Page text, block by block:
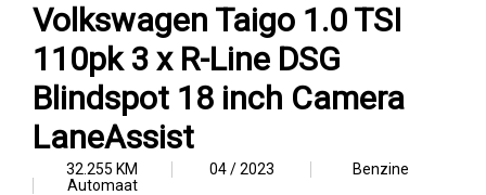
Volkswagen Taigo 1.0 TSI
110pk 3 x R-Line DSG
Blindspot 18 inch Camera
LaneAssist
32.255 KM 04 / 2023
Benzine
Automaat